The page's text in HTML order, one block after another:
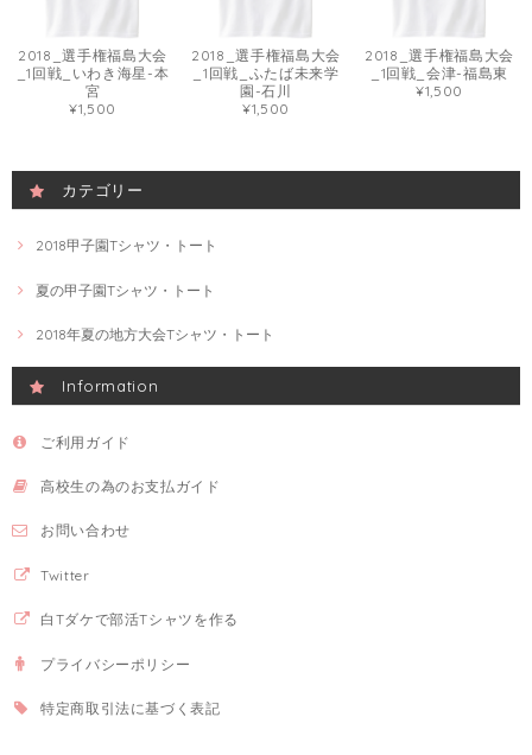
2018_選手権福島大会
_1回戦_いわき海星-本
宮
¥1,500
2018_選手権福島大会
_1回戦_ふたば未来学
園-石川
¥1,500
2018_選手権福島大会
_1回戦_会津-福島東
¥1,500
カテゴリー
2018甲子園Tシャツ・トート
夏の甲子園Tシャツ・トート
2018年夏の地方大会Tシャツ・トート
Information
ご利用ガイド
高校生の為のお支払ガイド
お問い合わせ
Twitter
白Tダケで部活Tシャツを作る
プライバシーポリシー
特定商取引法に基づく表記